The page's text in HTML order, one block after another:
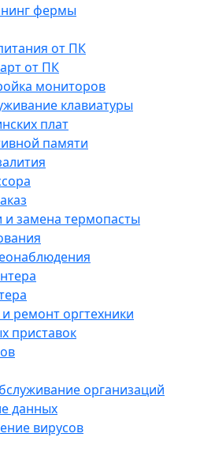
фермы
от ПК
от ПК
мониторов
клавиатуры
плат
памяти
и замена термопасты
ремонт оргтехники
приставок
организаций
данных
вирусов